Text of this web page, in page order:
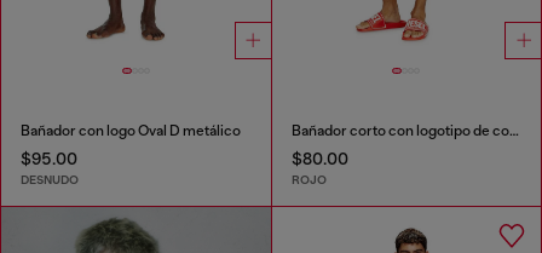
Bañador con logo Oval D metálico
$95.00
DESNUDO
Bañador corto con logotipo de contorno
$80.00
ROJO